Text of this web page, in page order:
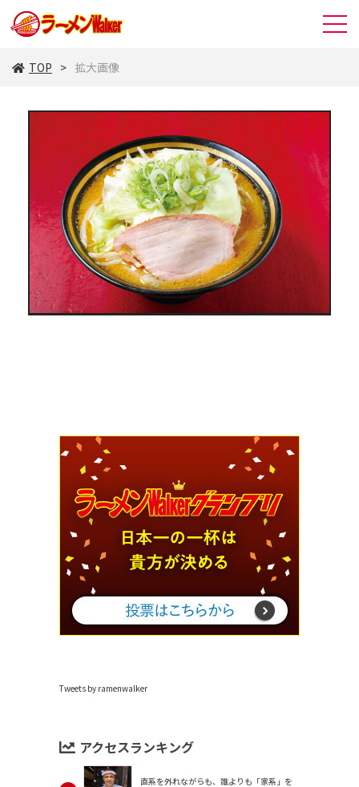
TOP 拡大画像
Tweets by ramenwalker
アクセスランキング
直系を外れながらも、誰よりも「家系」を